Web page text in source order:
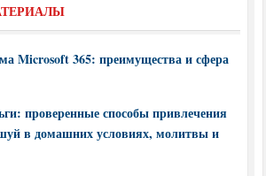
Microsoft 365: преимущества и сфера
проверенные способы привлечения
в домашних условиях, молитвы и